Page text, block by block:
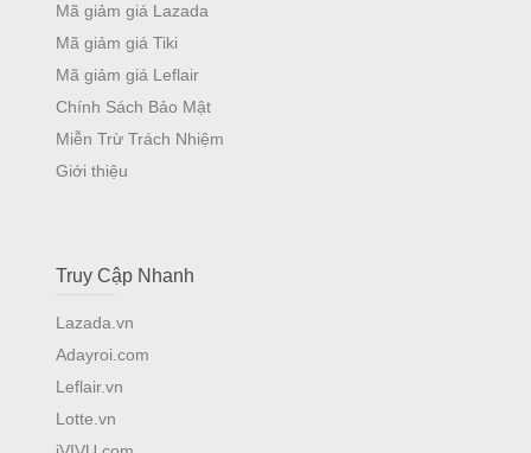
Mã giảm giá Lazada
Mã giảm giá Tiki
Mã giảm giá Leflair
Chính Sách Bảo Mật
Miễn Trừ Trách Nhiệm
Giới thiệu
Truy Cập Nhanh
Lazada.vn
Adayroi.com
Leflair.vn
Lotte.vn